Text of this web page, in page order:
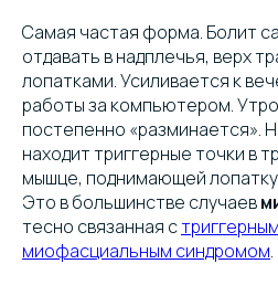
Самая частая форма. Болит
отдавать в надплечья, верх
лопатками. Усиливается к
работы за компьютером.
постепенно «разминается».
находит триггерные точки в
мышце, поднимающей
Это в большинстве случаев
тесно связанная с
миофасциальным синдромом.